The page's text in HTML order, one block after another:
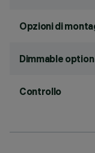
Opzioni di
Dimmable option
Controllo